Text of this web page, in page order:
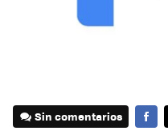
Sin comentarios